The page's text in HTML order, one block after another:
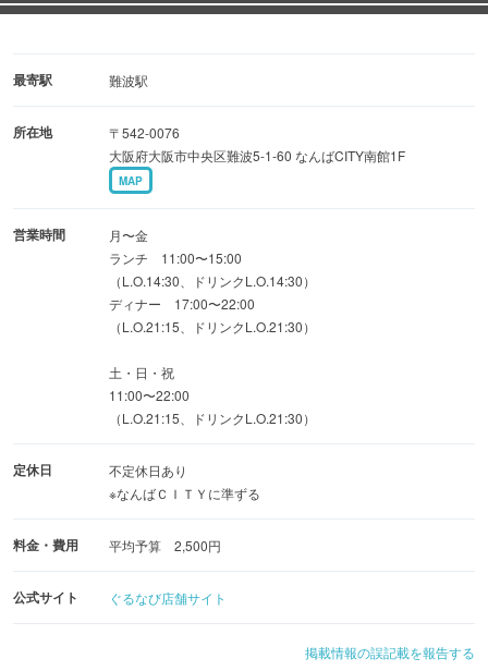
加え、ゆったり寛げるソファ席やBOX席、大人数でも周り
入店もスムーズ。
選べる。二次会や女子会にも◎
お昼にはランチや優雅な昼飲みも楽しめます。
最寄駅 難波駅
所在地
〒542-0076
大阪府大阪市中央区難波5-1-60 なんばCITY南館1F
MAP
営業時間
月〜金
ランチ 11:00〜15:00
（L.O.14:30、ドリンクL.O.14:30）
ディナー 17:00〜22:00
（L.O.21:15、ドリンクL.O.21:30）
土・日・祝
11:00〜22:00
（L.O.21:15、ドリンクL.O.21:30）
定休日
不定休日あり
※なんばＣＩＴＹに準ずる
料金・費用 平均予算 2,500円
公式サイト ぐるなび店舗サイト
掲載情報の誤記載を報告する